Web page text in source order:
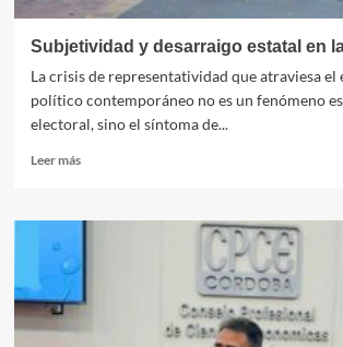
Subjetividad y desarraigo estatal en
​La crisis de representatividad que atraviesa el
político contemporáneo no es un fenómeno
electoral, sino el síntoma de...
Leer másLeer
Subjetividad
en